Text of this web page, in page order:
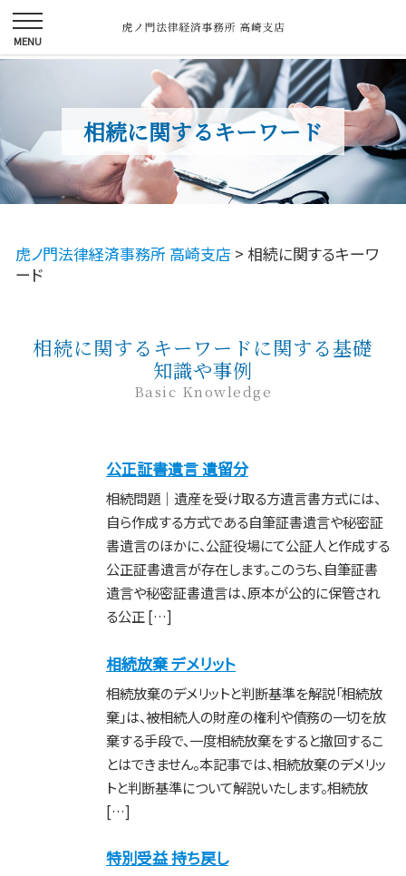
相続に関するキーワード
虎ノ門法律経済事務所 高崎支店 > 相続に関するキーワ
ード
相続に関するキーワードに関する基礎
知識や事例
Basic Knowledge
公正証書遺言 遺留分
相続問題｜遺産を受け取る方遺言書方式には、
自ら作成する方式である自筆証書遺言や秘密証
書遺言のほかに、公証役場にて公証人と作成する
公正証書遺言が存在します。このうち、自筆証書
遺言や秘密証書遺言は、原本が公的に保管され
る公正 […]
相続放棄 デメリット
相続放棄のデメリットと判断基準を解説「相続放
棄」は、被相続人の財産の権利や債務の一切を放
棄する手段で、一度相続放棄をすると撤回するこ
とはできません。本記事では、相続放棄のデメリッ
トと判断基準について解説いたします。相続放
[…]
特別受益 持ち戻し